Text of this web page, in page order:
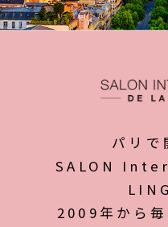
パリで
SALON
2009年から